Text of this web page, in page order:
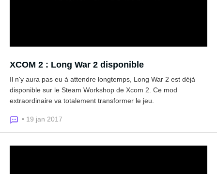
XCOM 2 : Long War 2 disponible
Il n'y aura pas eu à attendre longtemps, Long War 2 est déjà
disponible sur le Steam Workshop de Xcom 2. Ce mod
extraordinaire va totalement transformer le jeu.
• 19 jan 2017